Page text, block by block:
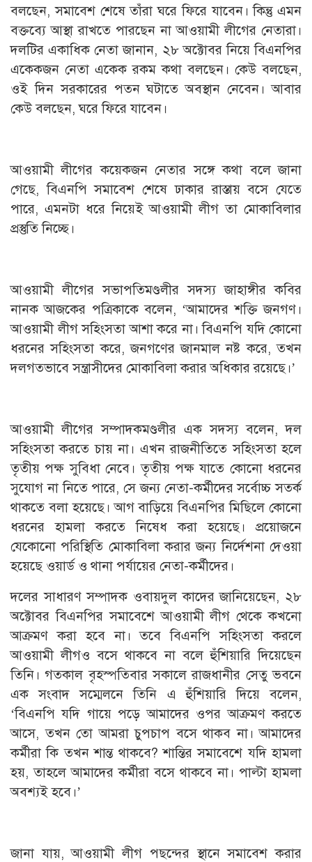
বলছেন, সমাবেশ শেষে তাঁরা ঘরে ফিরে যাবেন। কিন্তু এমন
বক্তব্যে আস্থা রাখতে পারছেন না আওয়ামী লীগের নেতারা।
দলটির একাধিক নেতা জানান, ২৮ অক্টোবর নিয়ে বিএনপির
একেকজন নেতা একেক রকম কথা বলছেন। কেউ বলছেন,
ওই দিন সরকারের পতন ঘটাতে অবস্থান নেবেন। আবার
কেউ বলছেন, ঘরে ফিরে যাবেন।
আওয়ামী লীগের কয়েকজন নেতার সঙ্গে কথা বলে জানা
গেছে, বিএনপি সমাবেশ শেষে ঢাকার রাস্তায় বসে যেতে
পারে, এমনটা ধরে নিয়েই আওয়ামী লীগ তা মোকাবিলার
প্রস্তুতি নিচ্ছে।
আওয়ামী লীগের সভাপতিমণ্ডলীর সদস্য জাহাঙ্গীর কবির
নানক আজকের পত্রিকাকে বলেন, ‘আমাদের শক্তি জনগণ।
আওয়ামী লীগ সহিংসতা আশা করে না। বিএনপি যদি কোনো
ধরনের সহিংসতা করে, জনগণের জানমাল নষ্ট করে, তখন
দলগতভাবে সন্ত্রাসীদের মোকাবিলা করার অধিকার রয়েছে।’
আওয়ামী লীগের সম্পাদকমণ্ডলীর এক সদস্য বলেন, দল
সহিংসতা করতে চায় না। এখন রাজনীতিতে সহিংসতা হলে
তৃতীয় পক্ষ সুবিধা নেবে। তৃতীয় পক্ষ যাতে কোনো ধরনের
সুযোগ না নিতে পারে, সে জন্য নেতা-কর্মীদের সর্বোচ্চ সতর্ক
থাকতে বলা হয়েছে। আগ বাড়িয়ে বিএনপির মিছিলে কোনো
ধরনের হামলা করতে নিষেধ করা হয়েছে। প্রয়োজনে
যেকোনো পরিস্থিতি মোকাবিলা করার জন্য নির্দেশনা দেওয়া
হয়েছে ওয়ার্ড ও থানা পর্যায়ের নেতা-কর্মীদের।
দলের সাধারণ সম্পাদক ওবায়দুল কাদের জানিয়েছেন, ২৮
অক্টোবর বিএনপির সমাবেশে আওয়ামী লীগ থেকে কখনো
আক্রমণ করা হবে না। তবে বিএনপি সহিংসতা করলে
আওয়ামী লীগও বসে থাকবে না বলে হুঁশিয়ারি দিয়েছেন
তিনি। গতকাল বৃহস্পতিবার সকালে রাজধানীর সেতু ভবনে
এক সংবাদ সম্মেলনে তিনি এ হুঁশিয়ারি দিয়ে বলেন,
‘বিএনপি যদি গায়ে পড়ে আমাদের ওপর আক্রমণ করতে
আসে, তখন তো আমরা চুপচাপ বসে থাকব না। আমাদের
কর্মীরা কি তখন শান্ত থাকবে? শান্তির সমাবেশে যদি হামলা
হয়, তাহলে আমাদের কর্মীরা বসে থাকবে না। পাল্টা হামলা
অবশ্যই হবে।’
জানা যায়, আওয়ামী লীগ পছন্দের স্থানে সমাবেশ করার